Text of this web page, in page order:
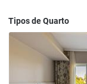
Tipos de Quarto